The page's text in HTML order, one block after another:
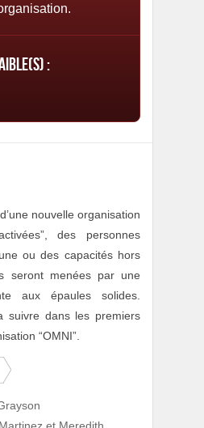
:
nouvelle organisation
des personnes
ou des capacités hors
seront menées par une
aux épaules solides.
suivre dans les premiers
“OMNI”.
et Meredith